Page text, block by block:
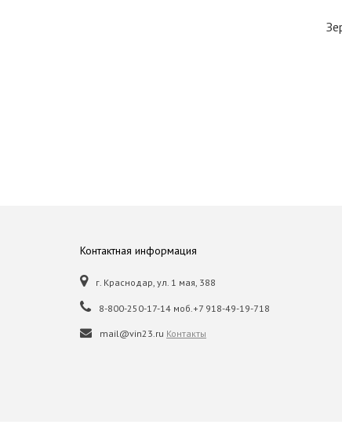
Контактная информация
г. Краснодар, ул. 1 мая, 388
8-800-250-17-14 моб.+7 918-49-19-718
mail@vin23.ru Контакты